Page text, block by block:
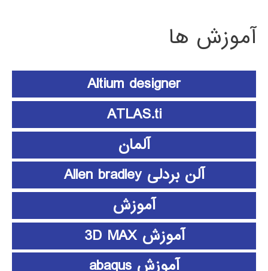
آموزش ها
Altium designer
ATLAS.ti
آلمان
آلن بردلی Allen bradley
آموزش
آموزش 3D MAX
آموزش abaqus